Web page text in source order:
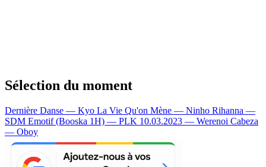
Sélection du moment
Dernière Danse — Kyo La Vie Qu'on Mène — Ninho Rihanna —
SDM Emotif (Booska 1H) — PLK 10.03.2023 — Werenoi Cabeza
— Oboy